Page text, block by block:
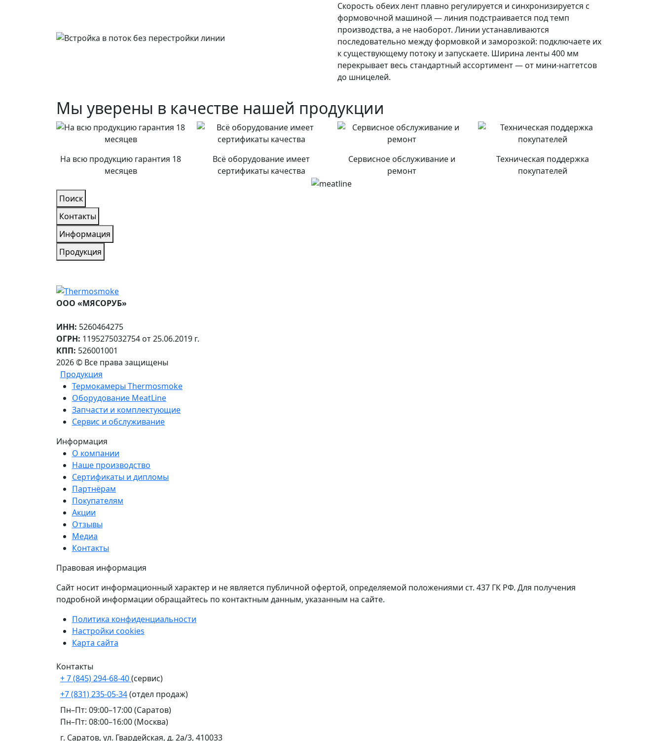
Скорость обеих лент плавно регулируется и синхронизируется с
формовочной машиной — линия подстраивается под темп
производства, а не наоборот. Линии устанавливаются
последовательно между формовкой и заморозкой: подключаете их
к существующему потоку и запускаете. Ширина ленты 400 мм
перекрывает весь стандартный ассортимент — от мини-наггетсов
до шницелей.
Мы уверены в качестве нашей продукции
На всю продукцию гарантия 18
месяцев
Всё оборудование имеет
сертификаты качества
Сервисное обслуживание и
ремонт
Техническая поддержка
покупателей
Поиск
Контакты
Информация
Продукция
ООО «МЯСОРУБ»
ИНН: 5260464275
ОГРН: 1195275032754 от 25.06.2019 г.
КПП: 526001001
2026 © Все права защищены
Продукция
Термокамеры Thermosmoke
Оборудование MeatLine
Запчасти и комплектующие
Сервис и обслуживание
Информация
О компании
Наше производство
Сертификаты и дипломы
Партнёрам
Покупателям
Акции
Отзывы
Медиа
Контакты
Правовая информация
Сайт носит информационный характер и не является публичной офертой, определяемой положениями ст. 437 ГК РФ. Для получения
подробной информации обращайтесь по контактным данным, указанным на сайте.
Политика конфиденциальности
Настройки cookies
Карта сайта
Контакты
+ 7 (845) 294-68-40(сервис)
+7 (831) 235-05-34(отдел продаж)
Пн–Пт: 09:00–17:00 (Саратов)
Пн–Пт: 08:00–16:00 (Москва)
г. Саратов, ул. Гвардейская, д. 2а/3, 410033